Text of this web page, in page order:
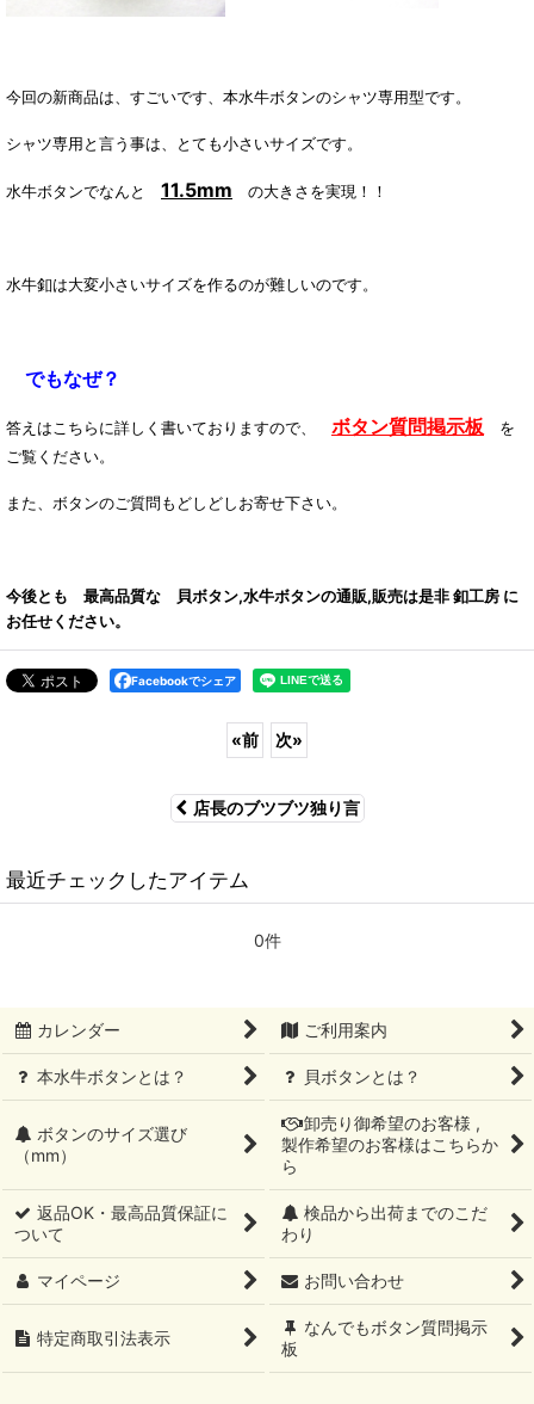
今回の新商品は、すごいです、本水牛ボタンのシャツ専用型です。
シャツ専用と言う事は、とても小さいサイズです。
水牛ボタンでなんと 11.5mm の大きさを実現！！
水牛釦は大変小さいサイズを作るのが難しいのです。
でもなぜ？
答えはこちらに詳しく書いておりますので、 ボタン質問掲示板 を
ご覧ください。
また、ボタンのご質問もどしどしお寄せ下さい。
今後とも 最高品質な 貝ボタン,水牛ボタンの通販,販売は是非 釦工房 に
お任せください。
Facebookでシェア
«前 次»
店長のブツブツ独り言
最近チェックしたアイテム
0件
カレンダー ご利用案内
本水牛ボタンとは？ 貝ボタンとは？
ボタンのサイズ選び
（mm）
卸売り御希望のお客様 ,
製作希望のお客様はこちらか
ら
返品OK・最高品質保証に
ついて
検品から出荷までのこだ
わり
マイページ お問い合わせ
特定商取引法表示
なんでもボタン質問掲示
板